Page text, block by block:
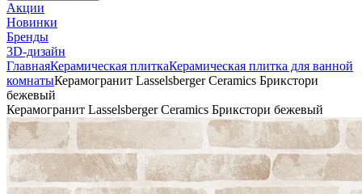
Акции
Новинки
Бренды
3D-дизайн
ГлавнаяКерамическая плиткаКерамическая плитка для ванной
комнатыКерамогранит Lasselsberger Ceramics Брикстори
бежевый
Керамогранит Lasselsberger Ceramics Брикстори бежевый